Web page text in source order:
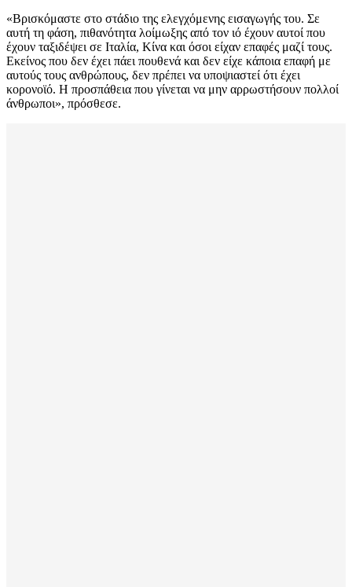
«Βρισκόμαστε στο στάδιο της ελεγχόμενης εισαγωγής του. Σε
αυτή τη φάση, πιθανότητα λοίμωξης από τον ιό έχουν αυτοί που
έχουν ταξιδέψει σε Ιταλία, Κίνα και όσοι είχαν επαφές μαζί τους.
Εκείνος που δεν έχει πάει πουθενά και δεν είχε κάποια επαφή με
αυτούς τους ανθρώπους, δεν πρέπει να υποψιαστεί ότι έχει
κορονοϊό. Η προσπάθεια που γίνεται να μην αρρωστήσουν πολλοί
άνθρωποι», πρόσθεσε.